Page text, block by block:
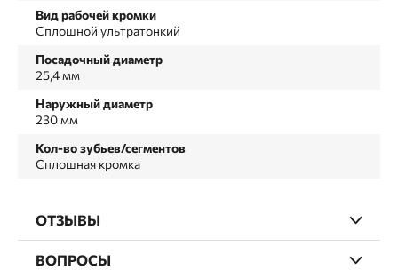
Вид рабочей кромки
Сплошной ультратонкий
Посадочный диаметр
25,4 мм
Наружный диаметр
230 мм
Кол-во зубьев/сегментов
Сплошная кромка
ОТЗЫВЫ
ВОПРОСЫ